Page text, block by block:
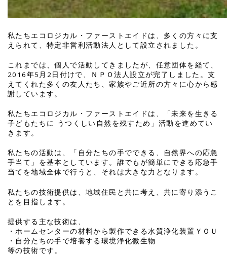
私たちエコロジカル・ファーストエイドは、多くの方々に支
えられて、特定非営利活動法人として設立されました。
これまでは、個人で活動してきましたが、任意団体を経て、
2016年5月2日付けで、ＮＰＯ法人設立が完了しました。支
えてくれた多くの友人たち、家族やご近所の方々に心から感
謝しています。
私たちエコロジカル・ファーストエイドは、「未来を生きる
子どもたちに うつくしい自然を残すため」活動を進めてい
きます。
私たちの活動は、「自分たちの手でできる、自然界への応急
手当て」を基本としています。誰でもが簡単にできる応急手
当てを地域全体で行うと、それは大きな力となります。
私たちの技術提供は、地域住民と共に考え、共に寄り添うこ
とを目指します。
提供する主な技術は、
・ホームセンターの材料から製作できる水質浄化装置ＹＯＵ
・自分たちの手で培養する環境浄化微生物
等の技術です。